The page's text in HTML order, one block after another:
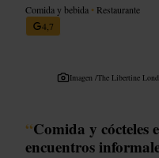
Comida y bebida • Restaurante
4,7
Imagen /The Libertine
“Comida y cócteles
encuentros